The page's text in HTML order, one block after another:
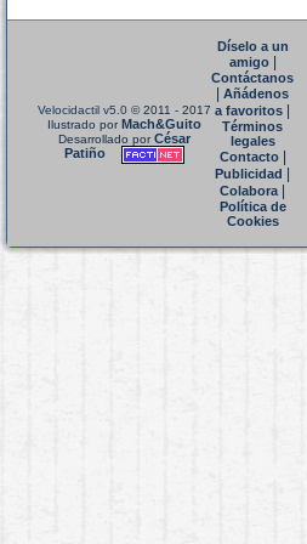
Velocidactil v5.0 © 2011 - 2017
Ilustrado porMach&Guito
Desarrollado porCésar
Patiño
Díselo a un
amigo|
Contáctanos
Añádenos
a favoritos
Términos
legales
Contacto|
Publicidad
Colabora|
Política de
Cookies